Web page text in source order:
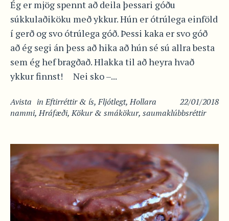
Ég er mjög spennt að deila þessari góðu
súkkulaðiköku með ykkur. Hún er ótrúlega einföld
í gerð og svo ótrúlega góð. Þessi kaka er svo góð
að ég segi án þess að hika að hún sé sú allra besta
sem ég hef bragðað. Hlakka til að heyra hvað
ykkur finnst! Nei sko –...
22/01/2018
Avista inEftirréttir & ís,Fljótlegt,Hollara
nammi,Hráfæði,Kökur & smákökur, saumaklúbbsréttir